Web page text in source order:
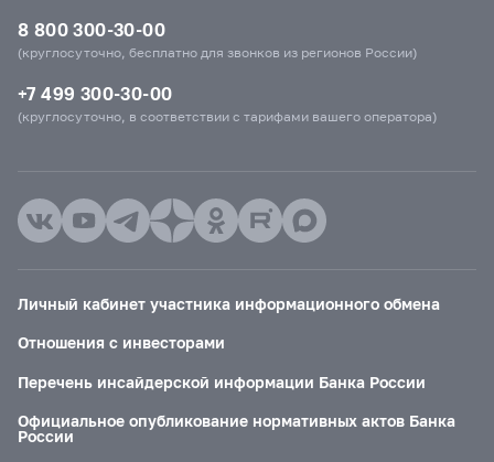
8 800 300-30-00
(круглосуточно, бесплатно для звонков из регионов России)
+7 499 300-30-00
(круглосуточно, в соответствии с тарифами вашего оператора)
Личный кабинет участника информационного обмена
Отношения с инвесторами
Перечень инсайдерской информации Банка России
Официальное опубликование нормативных актов Банка
России